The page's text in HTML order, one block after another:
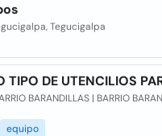
Tegucigalpa
TIPO DE UTENCILIOS
BARANDILLAS | BARRIO
equipo